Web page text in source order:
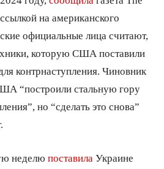
на американского
официальные лица считают,
которую США поставили
контрнаступления. Чиновник
“построили стальную гору
но “сделать это снова”
неделю поставила Украине